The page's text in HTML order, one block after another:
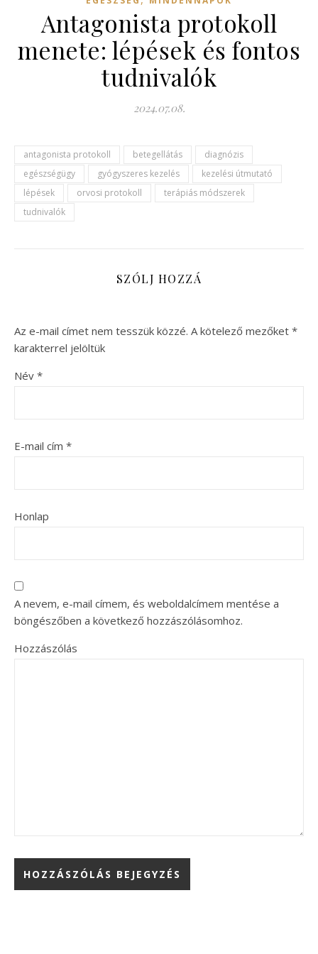
Antagonista protokoll
menete: lépések és fontos
tudnivalók
2024.07.08.
antagonista protokoll betegellátás
diagnózis
egészségügy
gyógyszeres kezelés
kezelési útmutató
lépések
orvosi protokoll
terápiás módszerek
tudnivalók
SZÓLJ HOZZÁ
Az e-mail címet nem tesszük közzé. A kötelező mezőket *
karakterrel jelöltük
Név *
E-mail cím *
Honlap
A nevem, e-mail címem, és weboldalcímem mentése a
böngészőben a következő hozzászólásomhoz.
Hozzászólás